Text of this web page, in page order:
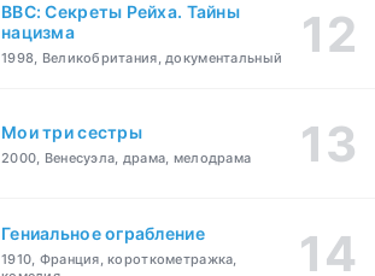
BBC: Секреты Рейха. Тайны
нацизма
1998, Великобритания, документальный
Мои три сестры
2000, Венесуэла, драма, мелодрама
Гениальное ограбление
1910, Франция, короткометражка,